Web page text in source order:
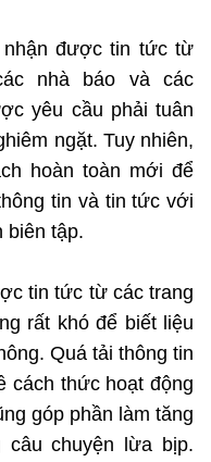
nhận được tin tức từ
nhà báo và các
yêu cầu phải tuân
ngặt. Tuy nhiên,
hoàn toàn mới để
tin và tin tức với
biên tập.
tin tức từ các trang
rất khó để biết liệu
Quá tải thông tin
cách thức hoạt động
góp phần làm tăng
chuyện lừa bịp.